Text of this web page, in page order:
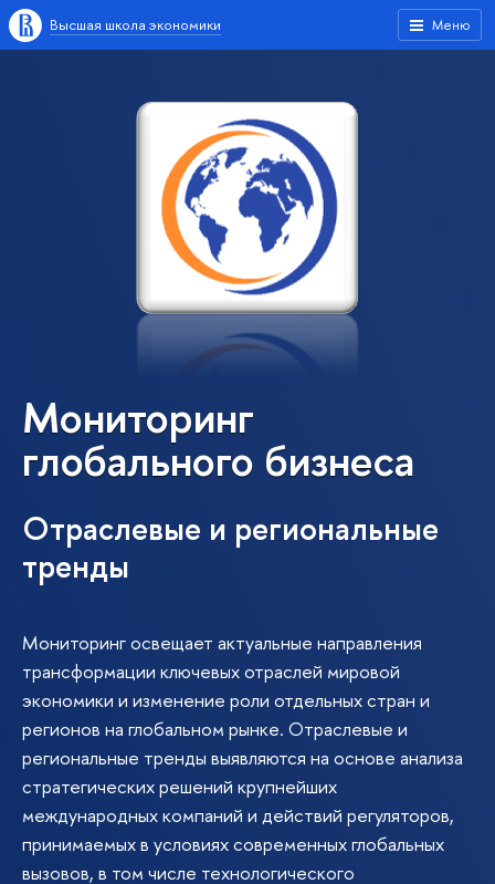
Меню
Высшая школа экономики
Мониторинг
глобального бизнеса
Отраслевые и региональные
тренды
Мониторинг освещает актуальные направления
трансформации ключевых отраслей мировой
экономики и изменение роли отдельных стран и
регионов на глобальном рынке. Отраслевые и
региональные тренды выявляются на основе анализа
стратегических решений крупнейших
международных компаний и действий регуляторов,
принимаемых в условиях современных глобальных
вызовов, в том числе технологического